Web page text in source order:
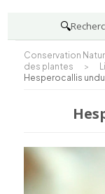
🔍
Conservation
des plantes
>
Hesperocallis